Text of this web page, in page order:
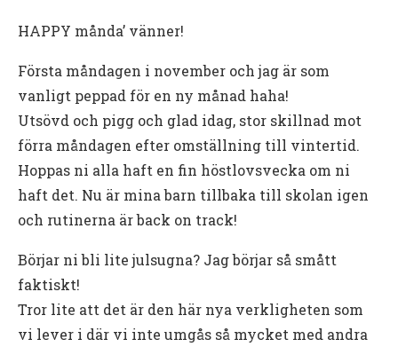
HAPPY månda’ vänner!
Första måndagen i november och jag är som
vanligt peppad för en ny månad haha!
Utsövd och pigg och glad idag, stor skillnad mot
förra måndagen efter omställning till vintertid.
Hoppas ni alla haft en fin höstlovsvecka om ni
haft det. Nu är mina barn tillbaka till skolan igen
och rutinerna är back on track!
Börjar ni bli lite julsugna? Jag börjar så smått
faktiskt!
Tror lite att det är den här nya verkligheten som
vi lever i där vi inte umgås så mycket med andra